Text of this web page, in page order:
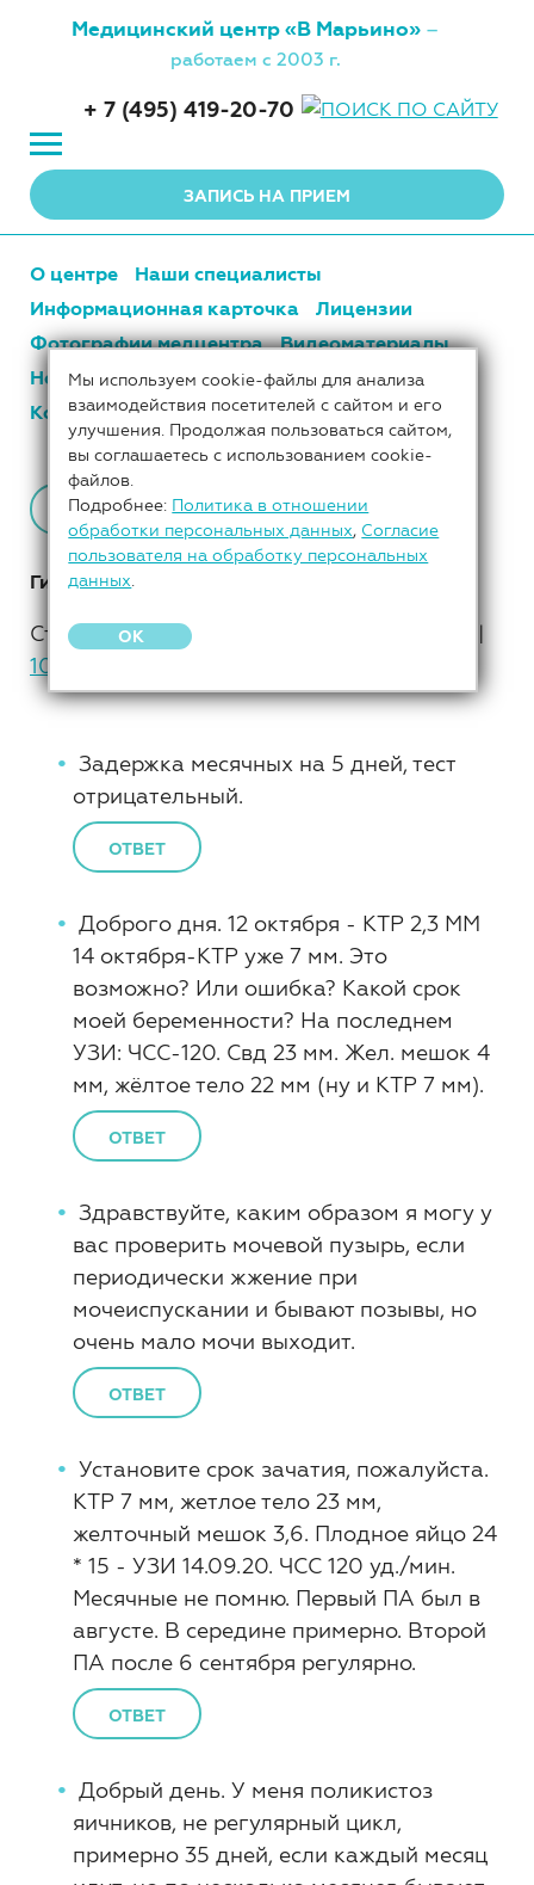
Медицинский центр«В Марьино» –
работаем с 2003 г.
+ 7 (495) 419-20-70
ЗАПИСЬ НА ПРИЕМ
О центре
Наши специалисты
Информационная карточка
Лицензии
Фотографии медцентра
Видеоматериалы
Новости центра
Цены
Наши партнеры
Контакты
К СПИСКУ ТЕМ
Гинекология
Страницы: 1 |
|
10
Задержка месячных на 5 дней, тест
отрицательный.
ОТВЕТ
Доброго дня. 12 октября - КТР 2,3 ММ
14 октября-КТР уже 7 мм. Это
возможно? Или ошибка? Какой срок
моей беременности? На последнем
УЗИ: ЧСС-120. Свд 23 мм. Жел. мешок 4
мм, жёлтое тело 22 мм (ну и КТР 7 мм).
ОТВЕТ
Здравствуйте, каким образом я могу у
вас проверить мочевой пузырь, если
периодически жжение при
мочеиспускании и бывают позывы, но
очень мало мочи выходит.
ОТВЕТ
Установите срок зачатия, пожалуйста.
КТР 7 мм, жетлое тело 23 мм,
желточный мешок 3,6. Плодное яйцо 24
* 15 - УЗИ 14.09.20. ЧСС 120 уд./мин.
Месячные не помню. Первый ПА был в
августе. В середине примерно. Второй
ПА после 6 сентября регулярно.
ОТВЕТ
Добрый день. У меня поликистоз
яичников, не регулярный цикл,
примерно 35 дней, если каждый месяц
Мы используем cookie-файлы для анализа
взаимодействия посетителей с сайтом и его
улучшения. Продолжая пользоваться сайтом,
вы соглашаетесь с использованием cookie-
файлов.
Подробнее: Политика в отношении
обработки персональных данных, Согласие
пользователя на обработку персональных
данных
OK